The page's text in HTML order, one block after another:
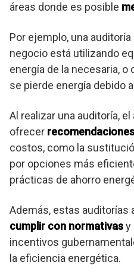
áreas donde es posible
Por ejemplo, una
negocio está utilizando
energía de la necesaria,
se pierde energía debido
Al realizar una auditoría,
ofrecer
costos, como la
por opciones más
prácticas de ahorro
Además, estas auditorías
cumplir con normativasy
incentivos
la eficiencia energética.